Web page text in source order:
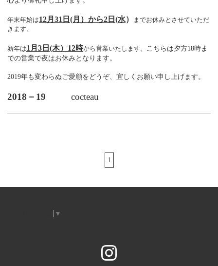
年末年始は12月31日(月）から2日(水）
までお休みとさせていただ
きます。
新年は1月3日(木）12時から営業いたします。 こちらは夕方18時ま
での営業で夜はお休みとなります。
2019年も変わらぬご愛顧をどうぞ、宜しくお願い申し上げます。
2018－19 cocteau
1
▼